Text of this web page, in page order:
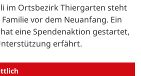
im Ortsbezirk Thiergarten steht
vor dem Neuanfang. Ein
eine Spendenaktion gestartet,
erfährt.